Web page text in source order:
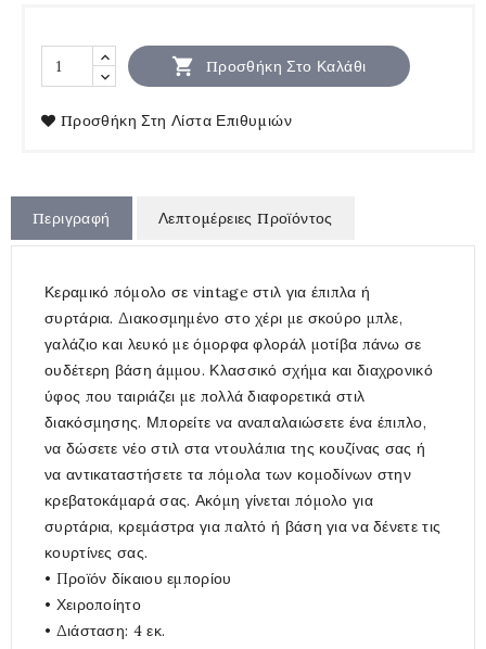
 Προσθήκη Στο Καλάθι
Προσθήκη Στη Λίστα Επιθυμιών
Περιγραφή Λεπτομέρειες Προϊόντος
Κεραμικό πόμολο σε vintage στιλ για έπιπλα ή
συρτάρια. Διακοσμημένο στο χέρι με σκούρο μπλε,
γαλάζιο και λευκό με όμορφα φλοράλ μοτίβα πάνω σε
ουδέτερη βάση άμμου. Κλασσικό σχήμα και διαχρονικό
ύφος που ταιριάζει με πολλά διαφορετικά στιλ
διακόσμησης. Μπορείτε να αναπαλαιώσετε ένα έπιπλο,
να δώσετε νέο στιλ στα ντουλάπια της κουζίνας σας ή
να αντικαταστήσετε τα πόμολα των κομοδίνων στην
κρεβατοκάμαρά σας. Ακόμη γίνεται πόμολο για
συρτάρια, κρεμάστρα για παλτό ή βάση για να δένετε τις
κουρτίνες σας.
• Προϊόν δίκαιου εμπορίου
• Χειροποίητο
• Διάσταση: 4 εκ.